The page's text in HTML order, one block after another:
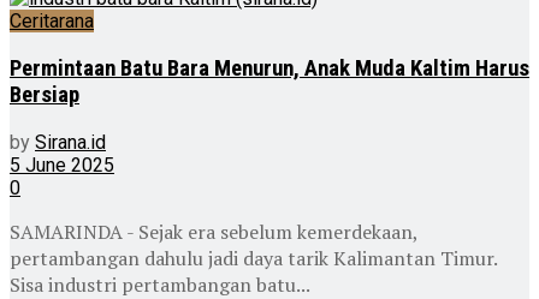
Ceritarana
Permintaan Batu Bara Menurun, Anak Muda Kaltim Harus
Bersiap
by Sirana.id
5 June 2025
0
SAMARINDA - Sejak era sebelum kemerdekaan,
pertambangan dahulu jadi daya tarik Kalimantan Timur.
Sisa industri pertambangan batu...